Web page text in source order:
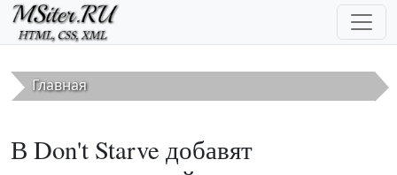
Перейти к основному содержанию
Главная
В Don't Starve добавят